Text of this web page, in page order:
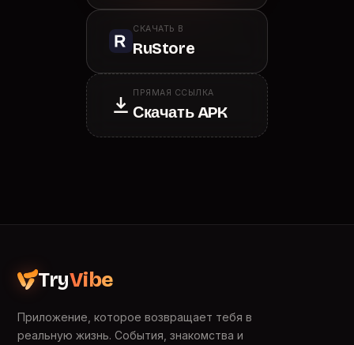
СКАЧАТЬ В
RuStore
ПРЯМАЯ ССЫЛКА
Скачать APK
TryVibe
Приложение, которое возвращает тебя в
реальную жизнь. События, знакомства и